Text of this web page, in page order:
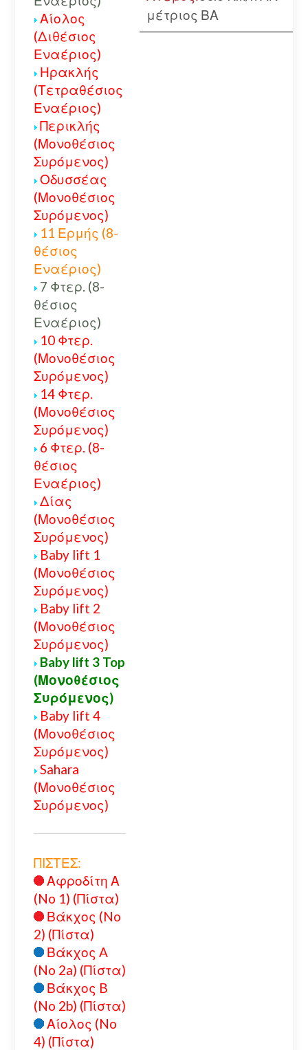
Αίολος
(Διθέσιος
Εναέριος)
Ηρακλής
(Τετραθέσιος
Εναέριος)
Περικλής
(Μονοθέσιος
Συρόμενος)
Οδυσσέας
(Μονοθέσιος
Συρόμενος)
11 Ερμής (8-
θέσιος
Εναέριος)
7 Φτερ. (8-
θέσιος
Εναέριος)
10 Φτερ.
(Μονοθέσιος
Συρόμενος)
14 Φτερ.
(Μονοθέσιος
Συρόμενος)
6 Φτερ. (8-
θέσιος
Εναέριος)
Δίας
(Μονοθέσιος
Συρόμενος)
Baby lift 1
(Μονοθέσιος
Συρόμενος)
Baby lift 2
(Μονοθέσιος
Συρόμενος)
Baby lift 3 Top
(Μονοθέσιος
Συρόμενος)
Baby lift 4
(Μονοθέσιος
Συρόμενος)
Sahara
(Μονοθέσιος
Συρόμενος)
ΠΙΣΤΕΣ:
Αφροδίτη Α
(No 1) (Πίστα)
Βάκχος (No
2) (Πίστα)
Βάκχος A
(No 2a) (Πίστα)
Βάκχος B
(No 2b) (Πίστα)
Αίολος (No
4) (Πίστα)
μέτριος ΒΑ